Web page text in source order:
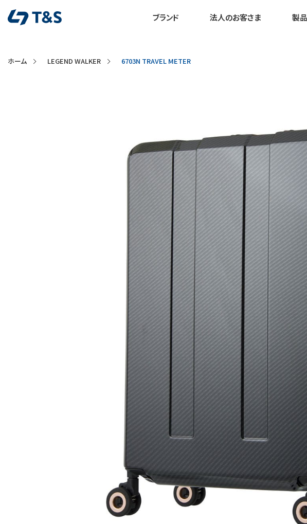
ブランド 法人のお客さま 製
ホーム LEGEND WALKER 6703N TRAVEL METER